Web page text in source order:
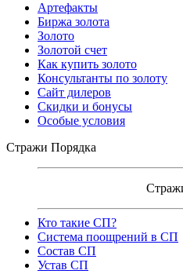
Артефакты
Биржа золота
Золото
Золотой счет
Как купить золото
Консультанты по золоту
Сайт дилеров
Скидки и бонусы
Особые условия
Стражи Порядка
Кто такие СП?
Система поощрений в СП
Состав СП
Устав СП